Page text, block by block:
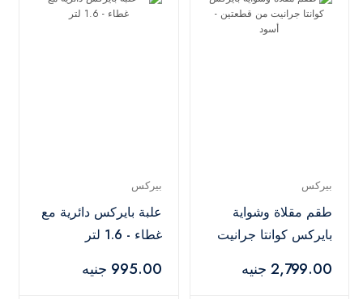
بيركس
طقم مقلاة وشواية
بايركس كوانتا جرانيت
2,799.00 جنيه
بيركس
علبة بايركس دائرية مع
غطاء - 1.6 لتر
995.00 جنيه